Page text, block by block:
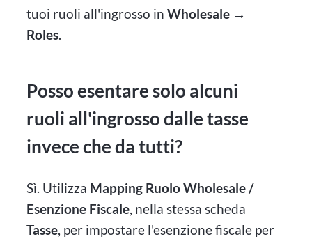
tuoi ruoli all'ingrosso inWholesale →
Roles.
Posso esentare solo alcuni
ruoli all'ingrosso dalle tasse
invece che da tutti?
Sì. Utilizza Mapping Ruolo Wholesale /
Esenzione Fiscale, nella stessa scheda
Tasse, per impostare l'esenzione fiscale per